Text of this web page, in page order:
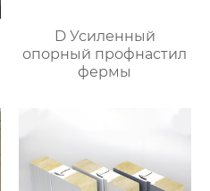
D Усиленный
опорный профнастил
фермы